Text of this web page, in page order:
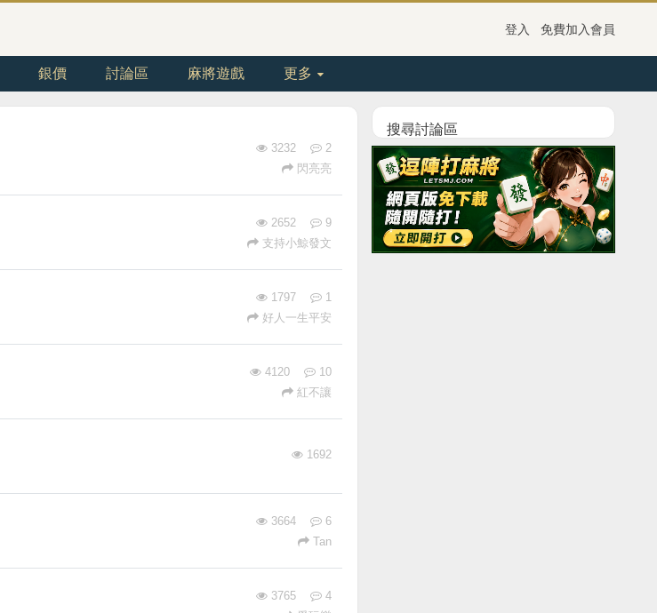
登入 免費加入會員
銀價 討論區 麻將遊戲 更多
3232
2
閃亮亮
2652
9
支持小鯨發文
1797
1
好人一生平安
4120
10
紅不讓
1692
3664
6
Tan
3765
4
搜尋討論區